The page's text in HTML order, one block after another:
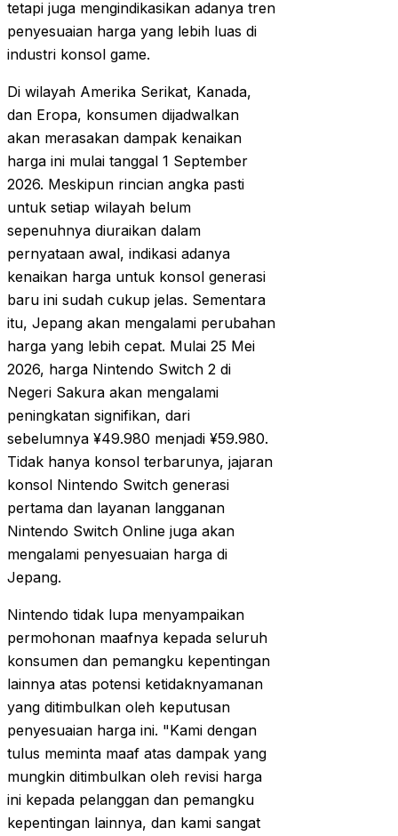
tetapi juga mengindikasikan adanya tren
penyesuaian harga yang lebih luas di
industri konsol game.
Di wilayah Amerika Serikat, Kanada,
dan Eropa, konsumen dijadwalkan
akan merasakan dampak kenaikan
harga ini mulai tanggal 1 September
2026. Meskipun rincian angka pasti
untuk setiap wilayah belum
sepenuhnya diuraikan dalam
pernyataan awal, indikasi adanya
kenaikan harga untuk konsol generasi
baru ini sudah cukup jelas. Sementara
itu, Jepang akan mengalami perubahan
harga yang lebih cepat. Mulai 25 Mei
2026, harga Nintendo Switch 2 di
Negeri Sakura akan mengalami
peningkatan signifikan, dari
sebelumnya ¥49.980 menjadi ¥59.980.
Tidak hanya konsol terbarunya, jajaran
konsol Nintendo Switch generasi
pertama dan layanan langganan
Nintendo Switch Online juga akan
mengalami penyesuaian harga di
Jepang.
Nintendo tidak lupa menyampaikan
permohonan maafnya kepada seluruh
konsumen dan pemangku kepentingan
lainnya atas potensi ketidaknyamanan
yang ditimbulkan oleh keputusan
penyesuaian harga ini. "Kami dengan
tulus meminta maaf atas dampak yang
mungkin ditimbulkan oleh revisi harga
ini kepada pelanggan dan pemangku
kepentingan lainnya, dan kami sangat